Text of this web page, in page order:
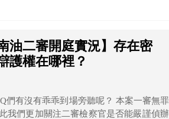
油二審開庭實況】存在密
護權在哪裡？
乖乖到場旁聽呢？ 本案一審無罪
我們更加關注二審檢察官是否能嚴謹偵辦